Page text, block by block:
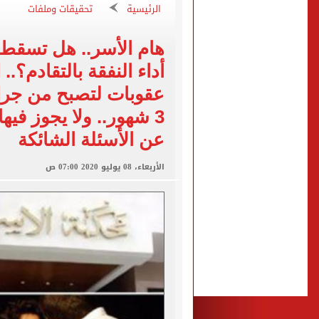
سيلتيك الاسكتلندى يضع
هل يتغير رقم الجلوس فى
طرابزون سبور يخوض
أجواء شديدة الحرارة..
الرئيسية تحقيقات وملفات
هام الأسر.. هل
عقوبات لتصبح من
3 شهور.. ولا يجوز
عن الأسئلة الشائكة
الأربعاء، 08 يوليو 2020 07:00 ص